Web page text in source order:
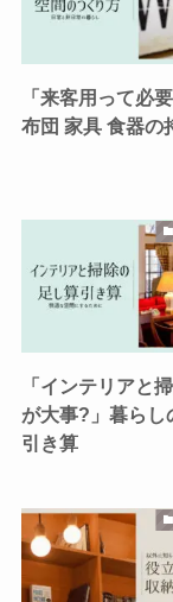
「来客用って必
布団 家具 食器の
「インテリアと
が大事?」暮らし
引き算